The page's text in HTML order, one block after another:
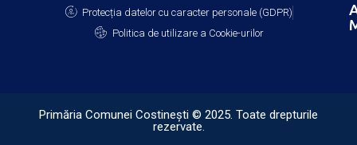
Protecția datelor cu caracter personale (GDPR)
Politica de utilizare a Cookie-urilor
Primăria Comunei Costinești © 2025. Toate drepturile
rezervate.